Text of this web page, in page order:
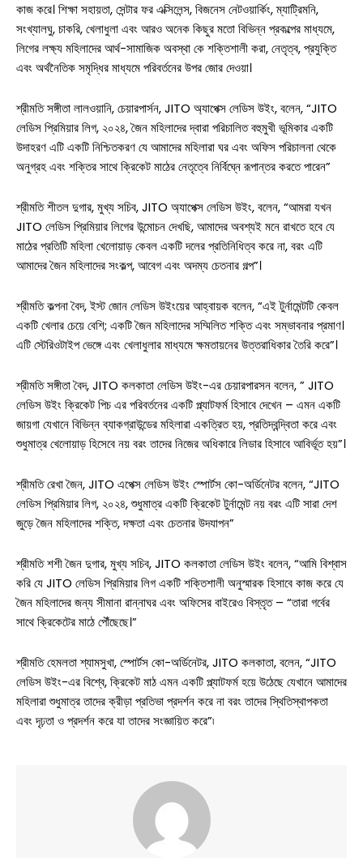
কাজ করে। শিক্ষা সহায়তা, সেন্টার ফর এক্সিলেন্স, বিজনেস নেটওয়ার্কিং, ম্যাট্রিমনি,
সংখ্যালঘু, চাকরি, খেলাধুলা এবং আরও অনেক কিছুর মতো বিভিন্ন প্রকল্পের মাধ্যমে,
লিগের লক্ষ্য মহিলাদের আর্থ-সামাজিক অবস্থা কে শক্তিশালী করা, নেতৃত্ব, প্রযুক্তি
এবং অর্থনৈতিক সমৃদ্ধির মাধ্যমে পরিবর্তনের উপর জোর দেওয়া।
শ্রীমতি সঙ্গীতা লালওয়ানি, চেয়ারপার্সন, JITO অ্যাপেক্স লেডিস উইং, বলেন, “JITO
লেডিস প্রিমিয়ার লিগ, ২০২৪, জৈন মহিলাদের দ্বারা পরিচালিত বহুমুখী ভূমিকার একটি
উদাহরণ এটি একটি নিশ্চিতকরণ যে আমাদের মহিলারা ঘর এবং অফিস পরিচালনা থেকে
অনুগ্রহ এবং শক্তির সাথে ক্রিকেট মাঠের নেতৃত্বে নির্বিঘ্নে রূপান্তর করতে পারেন”
শ্রীমতি শীতল দুগার, মুখ্য সচিব, JITO অ্যাপেক্স লেডিস উইং, বলেন, “আমরা যখন
JITO লেডিস প্রিমিয়ার লিগের উন্মোচন দেখছি, আমাদের অবশ্যই মনে রাখতে হবে যে
মাঠের প্রতিটি মহিলা খেলোয়াড় কেবল একটি দলের প্রতিনিধিত্ব করে না, বরং এটি
আমাদের জৈন মহিলাদের সংকল্প, আবেগ এবং অদম্য চেতনার গল্প”।
শ্রীমতি কল্পনা বৈদ, ইস্ট জোন লেডিস উইংয়ের আহ্বায়ক বলেন, “এই টুর্নামেন্টটি কেবল
একটি খেলার চেয়ে বেশি; একটি জৈন মহিলাদের সম্মিলিত শক্তি এবং সম্ভাবনার প্রমাণ।
এটি স্টেরিওটাইপ ভেঙ্গে এবং খেলাধুলার মাধ্যমে ক্ষমতায়নের উত্তরাধিকার তৈরি করে”।
শ্রীমতি সঙ্গীতা বৈদ, JITO কলকাতা লেডিস উইং-এর চেয়ারপারসন বলেন, ” JITO
লেডিস উইং ক্রিকেট পিচ এর পরিবর্তনের একটি প্ল্যাটফর্ম হিসাবে দেখেন – এমন একটি
জায়গা যেখানে বিভিন্ন ব্যাকগ্রাউন্ডের মহিলারা একত্রিত হয়, প্রতিদ্বন্দ্বিতা করে এবং
শুধুমাত্র খেলোয়াড় হিসেবে নয় বরং তাদের নিজের অধিকারে লিডার হিসাবে আবির্ভূত হয়”।
শ্রীমতি রেখা জৈন, JITO এপেক্স লেডিস উইং স্পোর্টস কো-অর্ডিনেটর বলেন, “JITO
লেডিস প্রিমিয়ার লিগ, ২০২৪, শুধুমাত্র একটি ক্রিকেট টুর্নামেন্ট নয় বরং এটি সারা দেশ
জুড়ে জৈন মহিলাদের শক্তি, দক্ষতা এবং চেতনার উদযাপন”
শ্রীমতি শশী জৈন দুগার, মুখ্য সচিব, JITO কলকাতা লেডিস উইং বলেন, “আমি বিশ্বাস
করি যে JITO লেডিস প্রিমিয়ার লিগ একটি শক্তিশালী অনুস্মারক হিসাবে কাজ করে যে
জৈন মহিলাদের জন্য সীমানা রান্নাঘর এবং অফিসের বাইরেও বিস্তৃত – “তারা গর্বের
সাথে ক্রিকেটের মাঠে পৌঁছেছে।”
শ্রীমতি হেমলতা শ্যামসুখা, স্পোর্টস কো-অর্ডিনেটর, JITO কলকাতা, বলেন, “JITO
লেডিস উইং-এর বিশ্বে, ক্রিকেট মাঠ এমন একটি প্ল্যাটফর্ম হয়ে উঠেছে যেখানে আমাদের
মহিলারা শুধুমাত্র তাদের ক্রীড়া প্রতিভা প্রদর্শন করে না বরং তাদের স্থিতিস্থাপকতা
এবং দৃঢ়তা ও প্রদর্শন করে যা তাদের সংজ্ঞায়িত করে”৷